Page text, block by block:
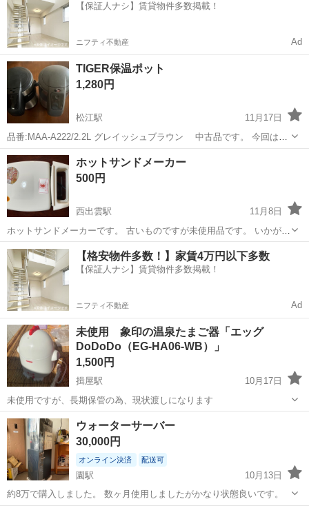
【保証人ナシ】賃貸物件多数掲載！
ニフティ不動産 Ad
TIGER保温ポット
1,280円
松江駅
11月17日
品番:MAA-A222/2.2L グレイッシュブラウン 中古品です。 今回は、
11月22日までに松江へ取りに来てくださるか、送る場合は着払いでお
願いします。
島根 松江市 松江駅 キッチン家電
ホットサンドメーカー
500円
西出雲駅
11月8日
ホットサンドメーカーです。 古いものですが未使用品です。 いかがで
すか？
島根 出雲市 西出雲駅 キッチン家電
ホットサンドメーカー
【格安物件多数！】家賃4万円以下多数
【保証人ナシ】賃貸物件多数掲載！
ニフティ不動産 Ad
未使用 象印の温泉たまご器「エッグ
DoDoDo（EG-HA06-WB）」
1,500円
揖屋駅
10月17日
未使用ですが、長期保管の為、現状渡しになります
島根 松江市 揖屋駅 キッチン家電
ウォーターサーバー
30,000円
オンライン決済 配送可
園駅
10月13日
約8万で購入しました。 数ヶ月使用しましたがかなり状態良いです。